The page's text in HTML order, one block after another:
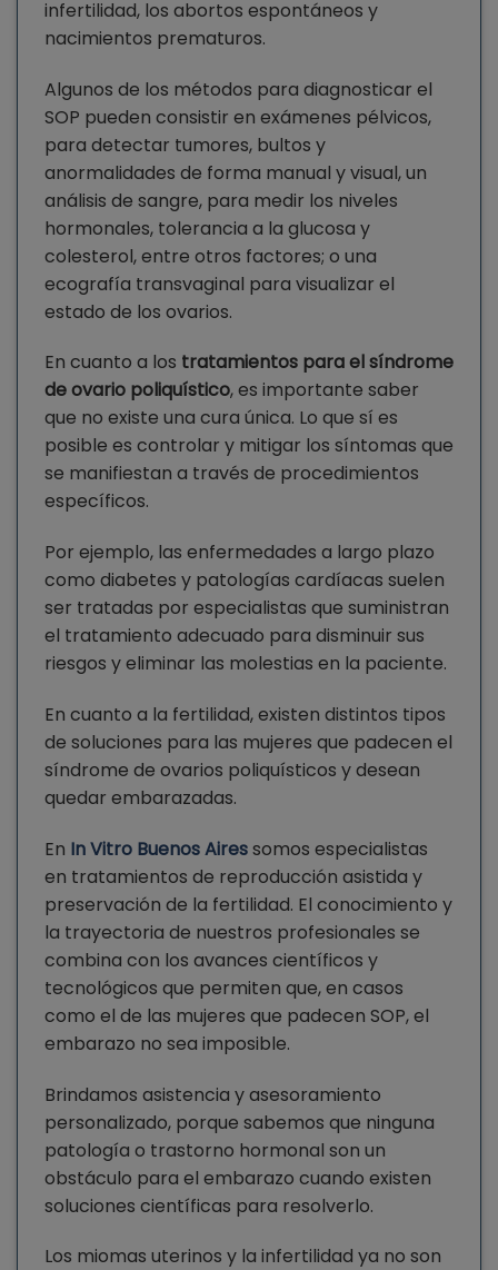
infertilidad, los abortos espontáneos y
nacimientos prematuros.
Algunos de los métodos para diagnosticar el
SOP pueden consistir en exámenes pélvicos,
para detectar tumores, bultos y
anormalidades de forma manual y visual, un
análisis de sangre, para medir los niveles
hormonales, tolerancia a la glucosa y
colesterol, entre otros factores; o una
ecografía transvaginal para visualizar el
estado de los ovarios.
En cuanto a los tratamientos para el síndrome
de ovario poliquístico, es importante saber
que no existe una cura única. Lo que sí es
posible es controlar y mitigar los síntomas que
se manifiestan a través de procedimientos
específicos.
Por ejemplo, las enfermedades a largo plazo
como diabetes y patologías cardíacas suelen
ser tratadas por especialistas que suministran
el tratamiento adecuado para disminuir sus
riesgos y eliminar las molestias en la paciente.
En cuanto a la fertilidad, existen distintos tipos
de soluciones para las mujeres que padecen el
síndrome de ovarios poliquísticos y desean
quedar embarazadas.
En In Vitro Buenos Airessomos especialistas
en tratamientos de reproducción asistida y
preservación de la fertilidad. El conocimiento y
la trayectoria de nuestros profesionales se
combina con los avances científicos y
tecnológicos que permiten que, en casos
como el de las mujeres que padecen SOP, el
embarazo no sea imposible.
Brindamos asistencia y asesoramiento
personalizado, porque sabemos que ninguna
patología o trastorno hormonal son un
obstáculo para el embarazo cuando existen
soluciones científicas para resolverlo.
Los miomas uterinos y la infertilidad ya no son